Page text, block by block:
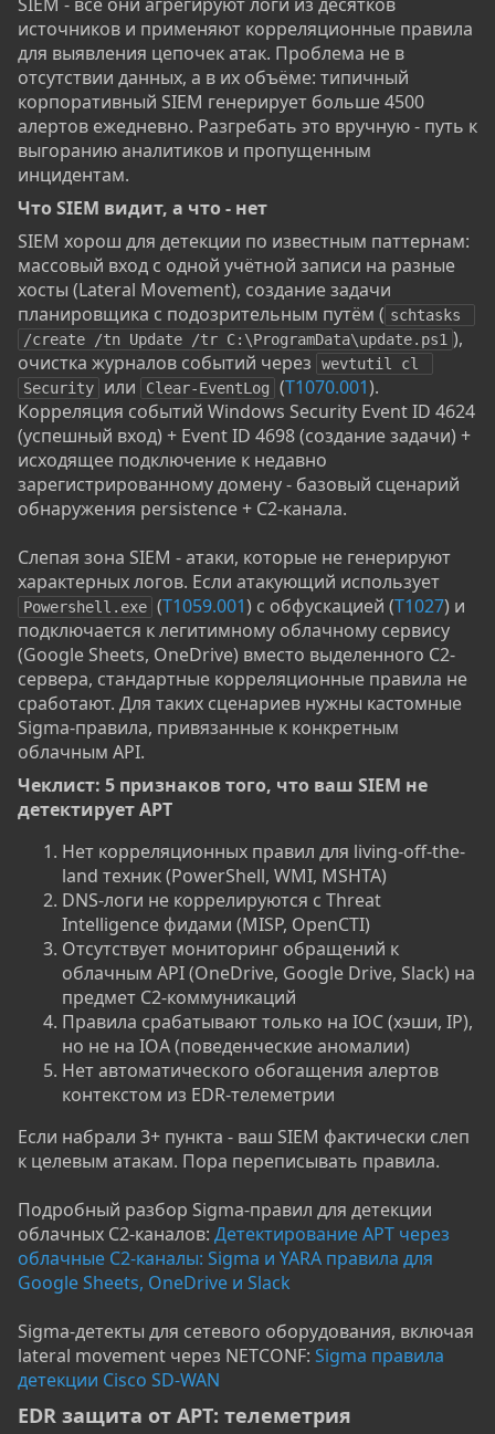
источников и применяют корреляционные правила
для выявления цепочек атак. Проблема не в
отсутствии данных, а в их объёме: типичный
корпоративный SIEM генерирует больше 4500
алертов ежедневно. Разгребать это вручную - путь к
выгоранию аналитиков и пропущенным
инцидентам.
Что SIEM видит, а что - нет​
SIEM хорош для детекции по известным паттернам:
массовый вход с одной учётной записи на разные
хосты (Lateral Movement), создание задачи
планировщика с подозрительным путём ( schtasks
/create /tn Update /tr C:\ProgramData\update.ps1 ),
очистка журналов событий через
wevtutil cl
Security
или Clear-EventLog (T1070.001).
Корреляция событий Windows Security Event ID 4624
(успешный вход) + Event ID 4698 (создание задачи) +
исходящее подключение к недавно
зарегистрированному домену - базовый сценарий
обнаружения persistence + C2-канала.
Слепая зона SIEM - атаки, которые не генерируют
характерных логов. Если атакующий использует
Powershell.exe (T1059.001) с обфускацией (T1027) и
подключается к легитимному облачному сервису
(Google Sheets, OneDrive) вместо выделенного C2-
сервера, стандартные корреляционные правила не
сработают. Для таких сценариев нужны кастомные
Sigma-правила, привязанные к конкретным
облачным API.
Чеклист: 5 признаков того, что ваш SIEM не
детектирует APT​
Нет корреляционных правил для living-off-the-
land техник (PowerShell, WMI, MSHTA)
DNS-логи не коррелируются с Threat
Intelligence фидами (MISP, OpenCTI)
Отсутствует мониторинг обращений к
облачным API (OneDrive, Google Drive, Slack) на
предмет C2-коммуникаций
Правила срабатывают только на IOC (хэши, IP),
но не на IOA (поведенческие аномалии)
Нет автоматического обогащения алертов
контекстом из EDR-телеметрии
Если набрали 3+ пункта - ваш SIEM фактически слеп
к целевым атакам. Пора переписывать правила.
Подробный разбор Sigma-правил для детекции
облачных C2-каналов: Детектирование APT через
облачные C2-каналы: Sigma и YARA правила для
Google Sheets, OneDrive и Slack
Sigma-детекты для сетевого оборудования, включая
lateral movement через NETCONF: Sigma правила
детекции Cisco SD-WAN
EDR защита от APT: телеметрия